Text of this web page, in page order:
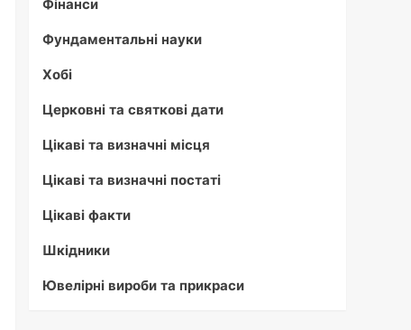
Фінанси
Фундаментальні науки
Хобі
Церковні та святкові дати
Цікаві та визначні місця
Цікаві та визначні постаті
Цікаві факти
Шкідники
Ювелірні вироби та прикраси